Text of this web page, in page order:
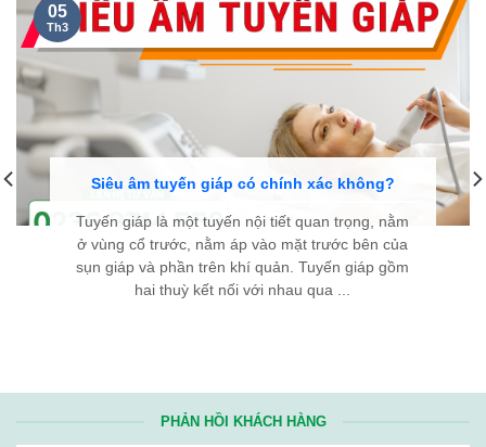
Siêu âm tuyến giáp có chính xác không?
Tuyến giáp là một tuyến nội tiết quan trọng, nằm
ở vùng cổ trước, nằm áp vào mặt trước bên của
sụn giáp và phần trên khí quản. Tuyến giáp gồm
hai thuỳ kết nối với nhau qua ...
05
Th3
PHẢN HỒI KHÁCH HÀNG